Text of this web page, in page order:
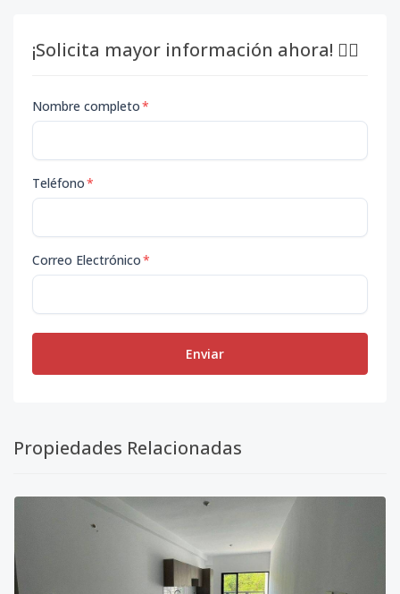
¡Solicita mayor información ahora! 👇🏽
Nombre completo*
Teléfono*
Correo Electrónico*
Enviar
Propiedades Relacionadas